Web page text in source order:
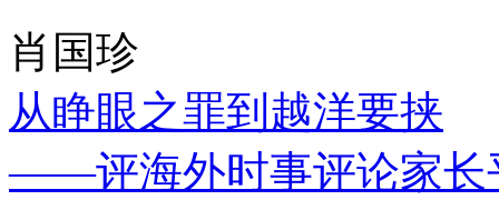
肖国珍
从睁眼之罪到越洋要挟
——评海外时事评论家长